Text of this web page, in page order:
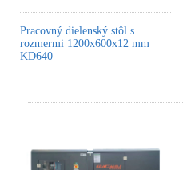
Pracovný dielenský stôl s
rozmermi 1200x600x12 mm
KD640